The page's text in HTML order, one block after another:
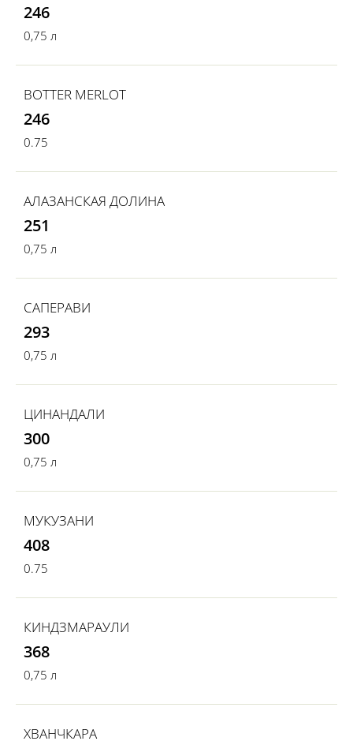
246
0,75 л
BOTTER MERLOT
246
0.75
АЛАЗАНСКАЯ ДОЛИНА
251
0,75 л
САПЕРАВИ
293
0,75 л
ЦИНАНДАЛИ
300
0,75 л
МУКУЗАНИ
408
0.75
КИНДЗМАРАУЛИ
368
0,75 л
ХВАНЧКАРА